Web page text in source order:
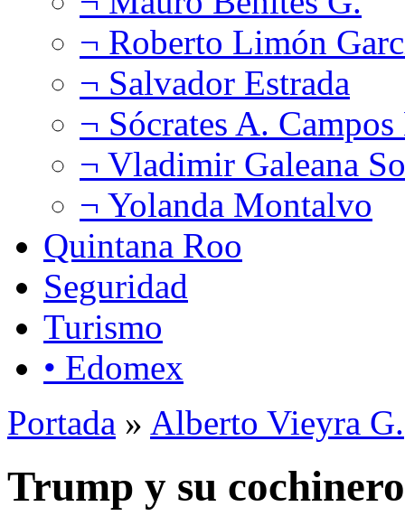
¬ Roberto Limón
¬ Salvador Estrada
¬ Sócrates A.
¬ Vladimir Galeana
¬ Yolanda Montalvo
Quintana Roo
Seguridad
Turismo
• Edomex
Portada » Alberto Vieyra G.
Trump y su cochinero